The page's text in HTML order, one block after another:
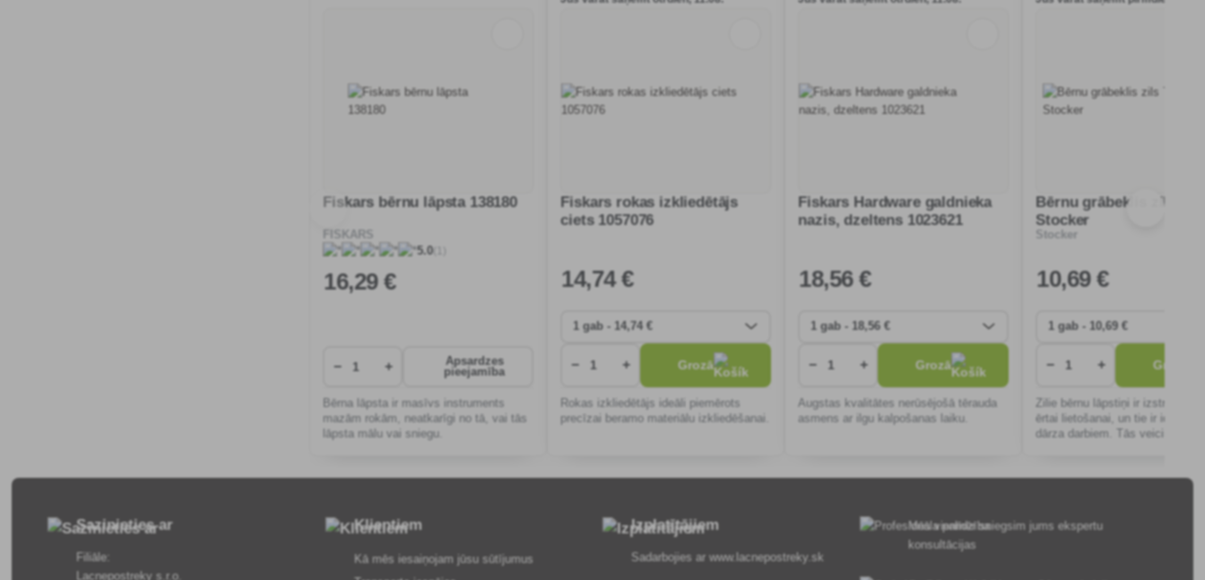
Fiskars bērnu lāpsta 138180
FISKARS
5.0(1)
16,29 €
− +
Apsardzes
pieejamība
Bērna lāpsta ir masīvs instruments
mazām rokām, neatkarīgi no tā, vai tās
lāpsta mālu vai sniegu.
Fiskars rokas izkliedētājs
ciets 1057076
14,74 €
− + Grozā
Rokas izkliedētājs ideāli piemērots
precīzai beramo materiālu izkliedēšanai.
Fiskars Hardware galdnieka
nazis, dzeltens 1023621
18,56 €
− + Grozā
Augstas kvalitātes nerūsējošā tērauda
asmens ar ilgu kalpošanas laiku.
Bērnu grābeklis zils 78
Stocker
Stocker
10,69 €
− + Grozā
Zilie bērnu lāpstiņi ir izstrādāti
ērtai lietošanai, un tie ir ideāli
dārza darbiem. Tās veicina
Sazinieties ar
Filiāle:
Lacnepostreky s.r.o.
Klientiem
Kā mēs iesaiņojam jūsu sūtījumus
Izplatītājiem
Sadarbojies arwww.lacnepostreky.sk
Mēs vienmēr sniegsim jums ekspertu
konsultācijas